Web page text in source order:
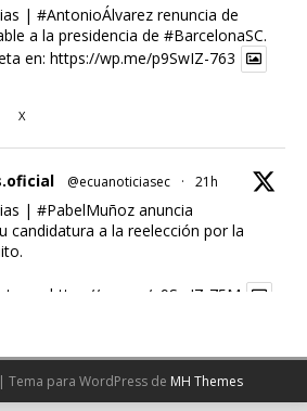
| #AntonioÁlvarezrenuncia de
a la presidencia de #BarcelonaSC.
en: https://wp.me/p9SwIZ-763
X
@ecuanoticiasec · 21h
| #PabelMuñozanuncia
candidatura a la reelección por la
.
en: https://wp.me/p9SwIZ-75M
Cargar más
para WordPress de MH Themes